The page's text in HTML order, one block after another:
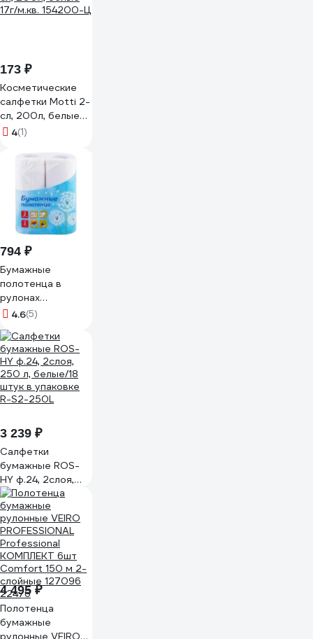
173 ₽
Косметические
салфетки Motti 2-
сл, 200л, белые
17г/м.кв. 154200-Ц
4(1)
794 ₽
Бумажные
полотенца в
рулонах
OfficeClean 2-
рулон, белые
249813
4.6(5)
3 239 ₽
Салфетки
бумажные ROS-
HY ф.24, 2слоя,
250 л, белые/18
штук в упаковке
R-S2-250L
4 495 ₽
Полотенца
бумажные
рулонные VEIRO